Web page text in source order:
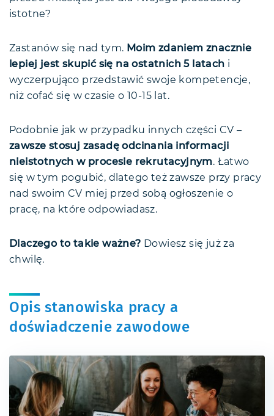
istotne?
Zastanów się nad tym. Moim zdaniem znacznie
lepiej jest skupić się na ostatnich 5 latach i
wyczerpująco przedstawić swoje kompetencje,
niż cofać się w czasie o 10-15 lat.
Podobnie jak w przypadku innych części CV –
zawsze stosuj zasadę odcinania informacji
nieistotnych w procesie rekrutacyjnym. Łatwo
się w tym pogubić, dlatego też zawsze przy pracy
nad swoim CV miej przed sobą ogłoszenie o
pracę, na które odpowiadasz.
Dlaczego to takie ważne? Dowiesz się już za
chwilę.
Opis stanowiska pracy a
doświadczenie zawodowe